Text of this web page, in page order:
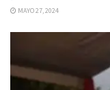
MAYO 27, 2024